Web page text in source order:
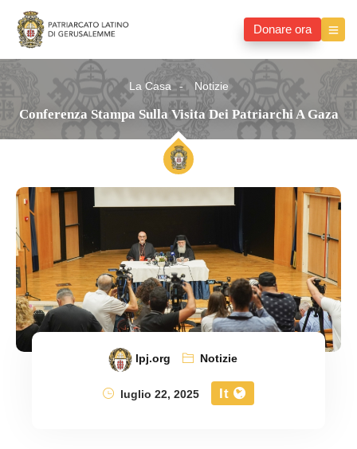
Donare ora
La Casa Notizie
Conferenza Stampa Sulla Visita Dei Patriarchi A Gaza
lpj.org
Notizie
luglio 22, 2025
It